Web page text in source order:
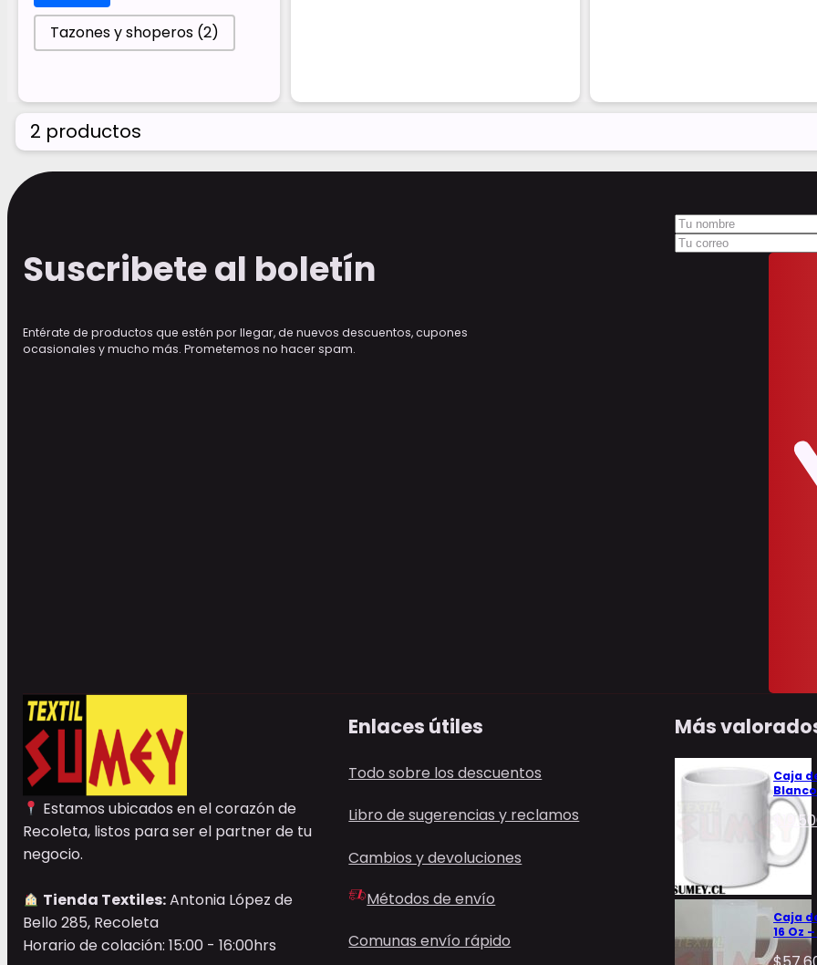
Tazones y shoperos (2)
2 productos
Suscribete al boletín
Entérate de productos que estén por llegar, de nuevos descuentos, cupones
ocasionales y mucho más. Prometemos no hacer spam.
Estamos ubicados en el corazón de
Recoleta, listos para ser el partner de tu
negocio.
Tienda Textiles:Antonia López de
Bello 285, Recoleta
Horario de colación: 15:00 - 16:00hrs
Enlaces útiles
Todo sobre los descuentos
Libro de sugerencias y reclamos
Cambios y devoluciones
Métodos de envío
Comunas envío rápido
Más
Caja
Caja
16 Oz